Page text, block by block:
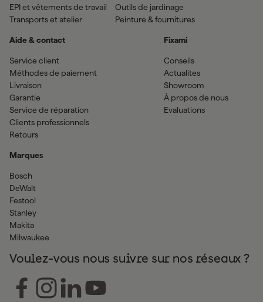
EPI et vêtements de travail
Transports et atelier
Outils de jardinage
Peinture & fournitures
Aide & contact
Service client
Méthodes de paiement
Livraison
Garantie
Service de réparation
Clients professionnels
Retours
Marques
Bosch
DeWalt
Festool
Stanley
Makita
Milwaukee
Fixami
Conseils
Actualites
Showroom
À propos de nous
Evaluations
Voulez-vous nous suivre sur nos réseaux ?